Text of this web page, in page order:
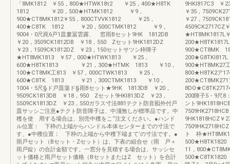
「8MK1812 ￥55，800★HTWK18τ2 ￥25，400★H8TK
1812 ￥20，500★HTMK1812 ￥9，
900★CT8MK1812￥55，800CTVVK1812 ￥25，
400★C8TK 1812 ￥20，500CTMK1812 ￥9，
9004・0尺罠6戸1皿婁冨雲露、 窓雨Bセット9HK 1812DB
￥20，3509CK1812DB ￥18，550 Zセット9HK1812DZ
￥23，1509CK1812DZ ￥23，150セットサツシ枠障子
★HT8MK1813 ￥57，000★HTWK1813 ￥25，
600★H8TK1813 ￥21，300★HTMK 1813 ￥10，
100★CT8MK工813 ￥57，000CTWK1813 ￥25，
600★C8TK 1813 ￥21，300CTMK1813 ￥10，
1004・5尺§ド戸皿蕩ド§雨Bセット★9HK 1813DB ￥20，
9509CK1813DB ￥18，950 Zセット9HKI813DZ ￥23，
5509CK1813DZ ￥23，550ガラス寸法881テクト防音囮外付戸
皿サッシご注意●テクト防音障子は、中淺無しが標準品です。中
穫を使 用する場合は、別売中穫をこ“注文ください。●ハンド
ル位置： 下枠の上端からハンドル本体センターまでの寸法で
す、●中穫位置： 下枠の上端から中穫下端まて’の寸法です。●
雨戸セット（Bセット・Zセット）は、下表の組合せ（雨 戸＋
雨戸錠）の合計金額です。一窓分を見積する場合は、サッシセ
ット価格と雨戸セット価格（BセットまたはZ セット）を合計
9HKI817C3 ￥
￥35，
￥27，
4509CK2717CZ
★HT8MK1817L
900★CT8MK
900★HT8MK27
800★H8TK2ア
200★CT8MK271
200障子5・9尺8
ント
9HK1818HCZ￥
ト 枠
11，